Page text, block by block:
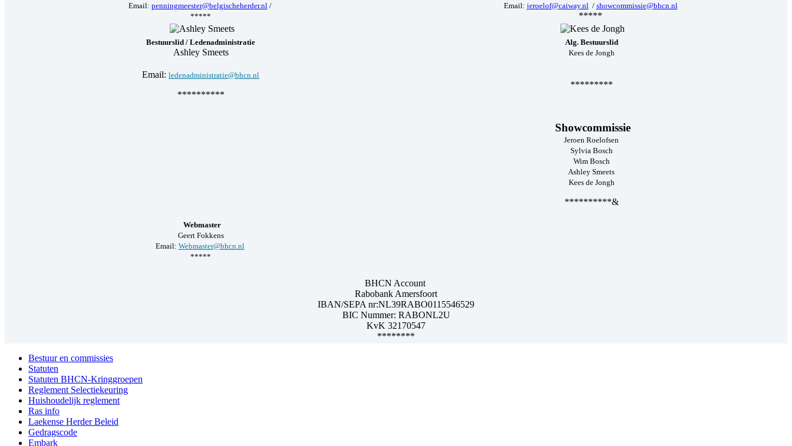
Email: penningmeester@belgischeherder.nl /
*****
Email: jeroelof@caiway.nl / showcommissie@bhcn.nl
*****
Bestuurslid / Ledenadministratie
Ashley Smeets
Alg. Bestuurslid
Kees de Jongh
Email: ledenadministratie@bhcn.nl
**********
*********
Showcommissie
Jeroen Roelofsen
Sylvia Bosch
Wim Bosch
Ashley Smeets
Kees de Jongh
**********&
Webmaster
Geert Fokkens
Email: Webmaster@bhcn.nl
*****
BHCN Account
Rabobank Amersfoort
IBAN/SEPA nr:NL39RABO0115546529
BIC Nummer: RABONL2U
KvK 32170547
********
Bestuur en commissies
Statuten
Statuten BHCN-Kringgroepen
Reglement Selectiekeuring
Huishoudelijk reglement
Ras info
Laekense Herder Beleid
Gedragscode
Embark